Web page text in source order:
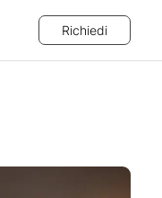
Richiedi